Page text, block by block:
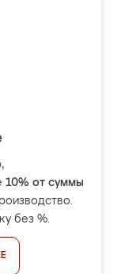
10% от суммы
без %.